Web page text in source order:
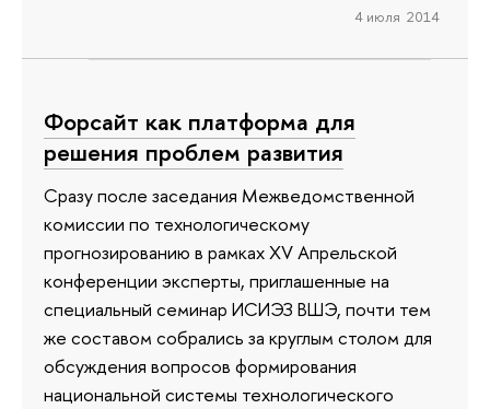
4 июля 2014
Форсайт как платформа для
решения проблем развития
Сразу после заседания Межведомственной
комиссии по технологическому
прогнозированию в рамках XV Апрельской
конференции эксперты, приглашенные на
специальный семинар ИСИЭЗ ВШЭ, почти тем
же составом собрались за круглым столом для
обсуждения вопросов формирования
национальной системы технологического